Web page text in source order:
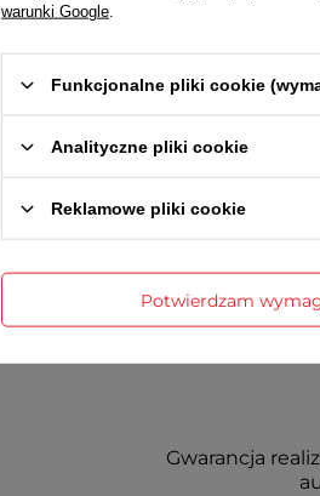
Gwarancja
warunki Google
Funkcjonalne pliki cookie
Analityczne pliki cookie
Reklamowe pliki cookie
Potwierdzam